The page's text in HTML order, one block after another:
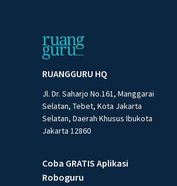
RUANGGURU HQ
Jl. Dr. Saharjo No.161, Manggarai
Selatan, Tebet, Kota Jakarta
Selatan, Daerah Khusus Ibukota
Jakarta 12860
Coba GRATIS Aplikasi
Roboguru